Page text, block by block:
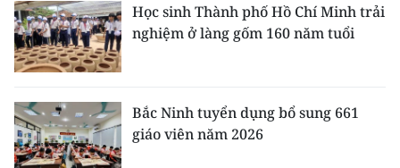
Học sinh Thành phố Hồ Chí Minh trải
nghiệm ở làng gốm 160 năm tuổi
Bắc Ninh tuyển dụng bổ sung 661
giáo viên năm 2026